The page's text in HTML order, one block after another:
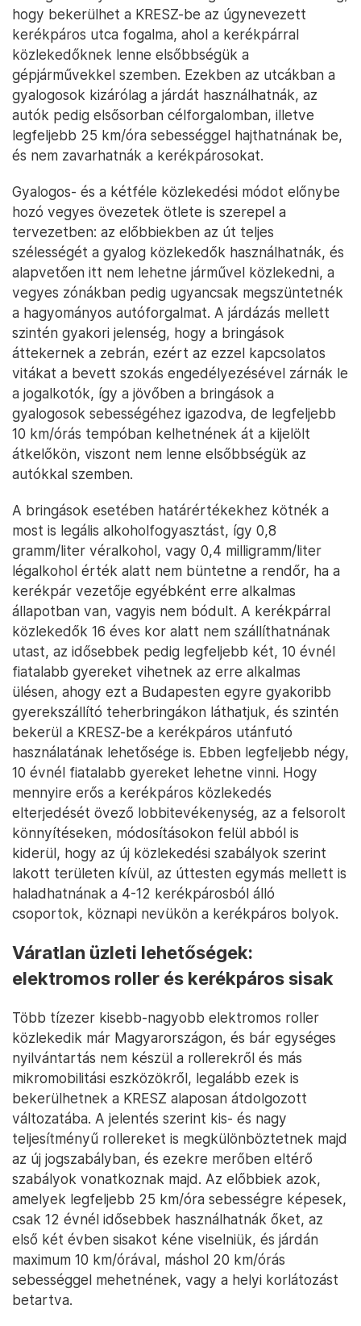
hogy bekerülhet a KRESZ-be az úgynevezett
kerékpáros utca fogalma, ahol a kerékpárral
közlekedőknek lenne elsőbbségük a
gépjárművekkel szemben. Ezekben az utcákban a
gyalogosok kizárólag a járdát használhatnák, az
autók pedig elsősorban célforgalomban, illetve
legfeljebb 25 km/óra sebességgel hajthatnának be,
és nem zavarhatnák a kerékpárosokat.
Gyalogos- és a kétféle közlekedési módot előnybe
hozó vegyes övezetek ötlete is szerepel a
tervezetben: az előbbiekben az út teljes
szélességét a gyalog közlekedők használhatnák, és
alapvetően itt nem lehetne járművel közlekedni, a
vegyes zónákban pedig ugyancsak megszüntetnék
a hagyományos autóforgalmat. A járdázás mellett
szintén gyakori jelenség, hogy a bringások
áttekernek a zebrán, ezért az ezzel kapcsolatos
vitákat a bevett szokás engedélyezésével zárnák le
a jogalkotók, így a jövőben a bringások a
gyalogosok sebességéhez igazodva, de legfeljebb
10 km/órás tempóban kelhetnének át a kijelölt
átkelőkön, viszont nem lenne elsőbbségük az
autókkal szemben.
A bringások esetében határértékekhez kötnék a
most is legális alkoholfogyasztást, így 0,8
gramm/liter véralkohol, vagy 0,4 milligramm/liter
légalkohol érték alatt nem büntetne a rendőr, ha a
kerékpár vezetője egyébként erre alkalmas
állapotban van, vagyis nem bódult. A kerékpárral
közlekedők 16 éves kor alatt nem szállíthatnának
utast, az idősebbek pedig legfeljebb két, 10 évnél
fiatalabb gyereket vihetnek az erre alkalmas
ülésen, ahogy ezt a Budapesten egyre gyakoribb
gyerekszállító teherbringákon láthatjuk, és szintén
bekerül a KRESZ-be a kerékpáros utánfutó
használatának lehetősége is. Ebben legfeljebb négy,
10 évnél fiatalabb gyereket lehetne vinni. Hogy
mennyire erős a kerékpáros közlekedés
elterjedését övező lobbitevékenység, az a felsorolt
könnyítéseken, módosításokon felül abból is
kiderül, hogy az új közlekedési szabályok szerint
lakott területen kívül, az úttesten egymás mellett is
haladhatnának a 4-12 kerékpárosból álló
csoportok, köznapi nevükön a kerékpáros bolyok.
Váratlan üzleti lehetőségek:
elektromos roller és kerékpáros sisak
Több tízezer kisebb-nagyobb elektromos roller
közlekedik már Magyarországon, és bár egységes
nyilvántartás nem készül a rollerekről és más
mikromobilitási eszközökről, legalább ezek is
bekerülhetnek a KRESZ alaposan átdolgozott
változatába. A jelentés szerint kis- és nagy
teljesítményű rollereket is megkülönböztetnek majd
az új jogszabályban, és ezekre merőben eltérő
szabályok vonatkoznak majd. Az előbbiek azok,
amelyek legfeljebb 25 km/óra sebességre képesek,
csak 12 évnél idősebbek használhatnák őket, az
első két évben sisakot kéne viselniük, és járdán
maximum 10 km/órával, máshol 20 km/órás
sebességgel mehetnének, vagy a helyi korlátozást
betartva.